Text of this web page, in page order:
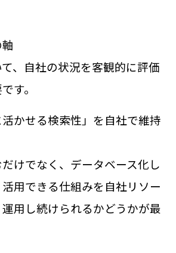
、自社の状況を客観的に評価
す。
活かせる検索性」を自社で維持
けでなく、データベース化し
用できる仕組みを自社リソー
用し続けられるかどうかが最